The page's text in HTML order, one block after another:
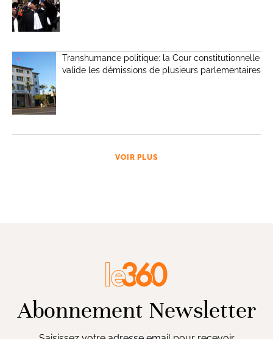
Transhumance politique: la Cour constitutionnelle
valide les démissions de plusieurs parlementaires
VOIR PLUS
Abonnement Newsletter